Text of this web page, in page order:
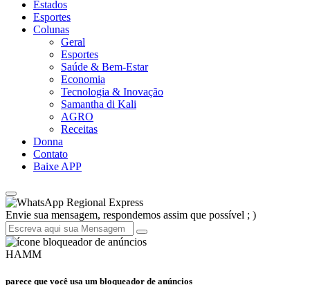
Estados
Esportes
Colunas
Geral
Esportes
Saúde & Bem-Estar
Economia
Tecnologia & Inovação
Samantha di Kali
AGRO
Receitas
Donna
Contato
Baixe APP
Regional Express
Envie sua mensagem, respondemos assim que possível ; )
HAMM
parece que você usa um bloqueador de anúncios